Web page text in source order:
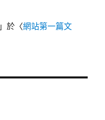
」於〈網站第一篇文